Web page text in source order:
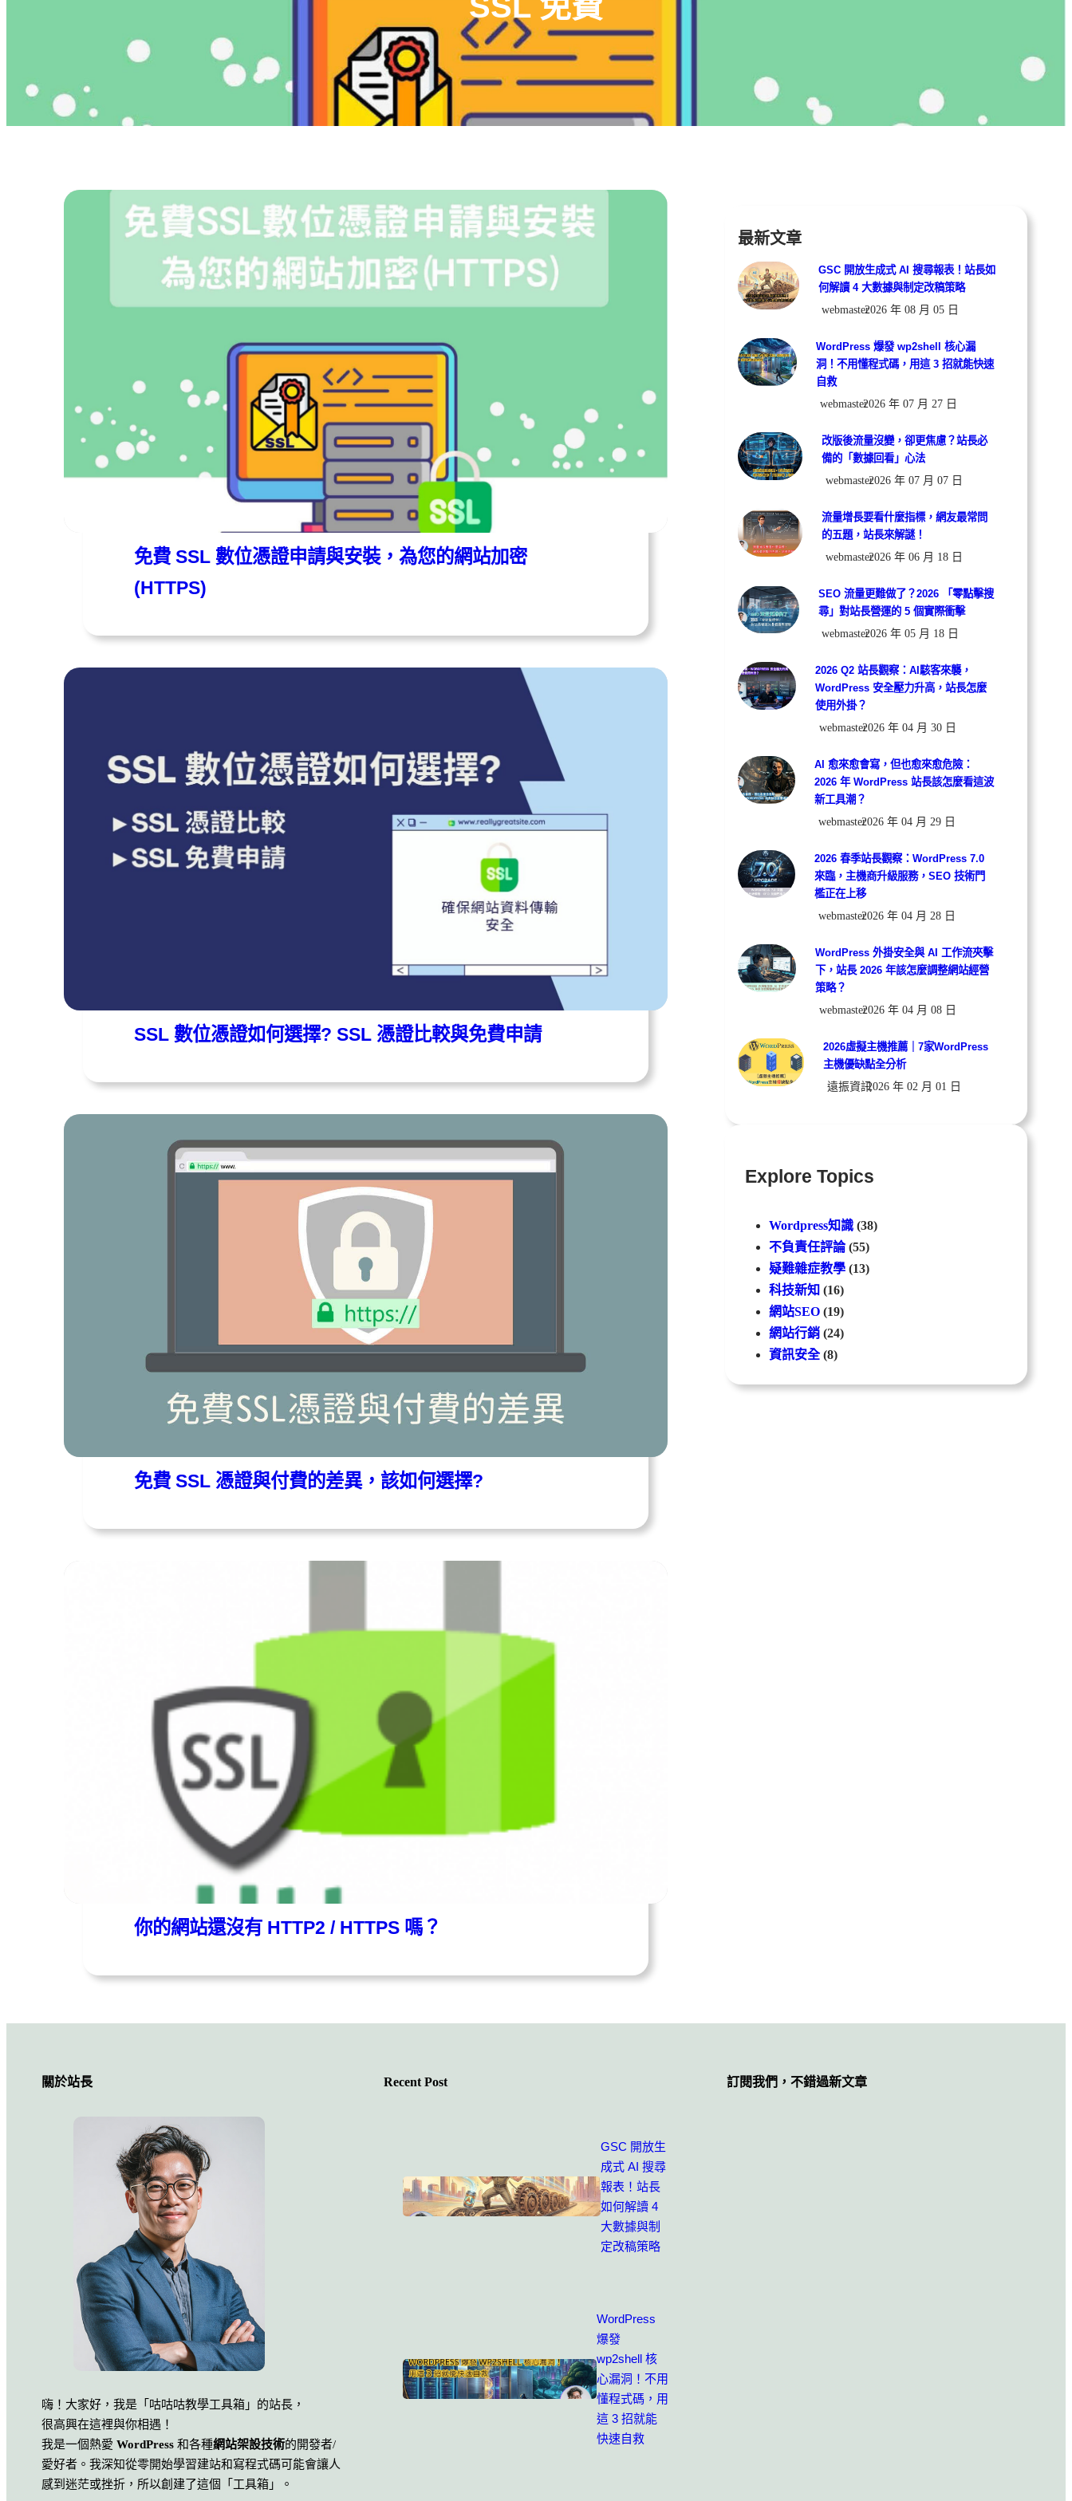
免費 SSL 數位憑證申請與安裝，為您的網站加密
(HTTPS)
SSL 數位憑證如何選擇? SSL 憑證比較與免費申請
免費 SSL 憑證與付費的差異，該如何選擇?
你的網站還沒有 HTTP2 / HTTPS 嗎？
最新文章
GSC 開放生成式 AI 搜尋報表！站長如
何解讀 4 大數據與制定改稿策略
webmaster2026 年 08 月 05 日
WordPress 爆發 wp2shell 核心漏
洞！不用懂程式碼，用這 3 招就能快速
自救
webmaster2026 年 07 月 27 日
改版後流量沒變，卻更焦慮？站長必
備的「數據回看」心法
webmaster2026 年 07 月 07 日
流量增長要看什麼指標，網友最常問
的五題，站長來解謎！
webmaster2026 年 06 月 18 日
SEO 流量更難做了？2026 「零點擊搜
尋」對站長營運的 5 個實際衝擊
webmaster2026 年 05 月 18 日
2026 Q2 站長觀察：AI駭客來襲，
WordPress 安全壓力升高，站長怎麼
使用外掛？
webmaster2026 年 04 月 30 日
AI 愈來愈會寫，但也愈來愈危險：
2026 年 WordPress 站長該怎麼看這波
新工具潮？
webmaster2026 年 04 月 29 日
2026 春季站長觀察：WordPress 7.0
來臨，主機商升級服務，SEO 技術門
檻正在上移
webmaster2026 年 04 月 28 日
WordPress 外掛安全與 AI 工作流夾擊
下，站長 2026 年該怎麼調整網站經營
策略？
webmaster2026 年 04 月 08 日
2026虛擬主機推薦｜7家WordPress
主機優缺點全分析
遠振資訊2026 年 02 月 01 日
Explore Topics
Wordpress知識 (38)
不負責任評論(55)
疑難雜症教學 (13)
科技新知 (16)
網站SEO (19)
網站行銷 (24)
資訊安全(8)
關於站長
嗨！大家好，我是「咕咕咕教學工具箱」的站長，
很高興在這裡與你相遇！
我是一個熱愛 WordPress 和各種網站架設技術的開發者/
愛好者。我深知從零開始學習建站和寫程式碼可能會讓人
感到迷茫或挫折，所以創建了這個「工具箱」。
Recent Post
GSC 開放生
成式 AI 搜尋
報表！站長
如何解讀 4
大數據與制
定改稿策略
WordPress
爆發
wp2shell 核
心漏洞！不用
懂程式碼，用
這 3 招就能
快速自救
訂閱我們，不錯過新文章